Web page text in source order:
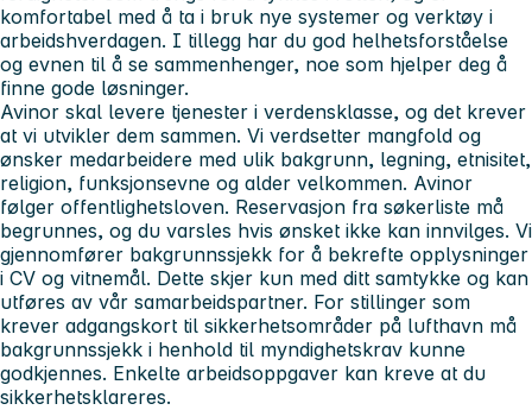
komfortabel med å ta i bruk nye systemer og verktøy i
arbeidshverdagen. I tillegg har du god helhetsforståelse
og evnen til å se sammenhenger, noe som hjelper deg å
finne gode løsninger.
Avinor skal levere tjenester i verdensklasse, og det krever
at vi utvikler dem sammen. Vi verdsetter mangfold og
ønsker medarbeidere med ulik bakgrunn, legning, etnisitet,
religion, funksjonsevne og alder velkommen. Avinor
følger offentlighetsloven. Reservasjon fra søkerliste må
begrunnes, og du varsles hvis ønsket ikke kan innvilges. Vi
gjennomfører bakgrunnssjekk for å bekrefte opplysninger
i CV og vitnemål. Dette skjer kun med ditt samtykke og kan
utføres av vår samarbeidspartner. For stillinger som
krever adgangskort til sikkerhetsområder på lufthavn må
bakgrunnssjekk i henhold til myndighetskrav kunne
godkjennes. Enkelte arbeidsoppgaver kan kreve at du
sikkerhetsklareres.